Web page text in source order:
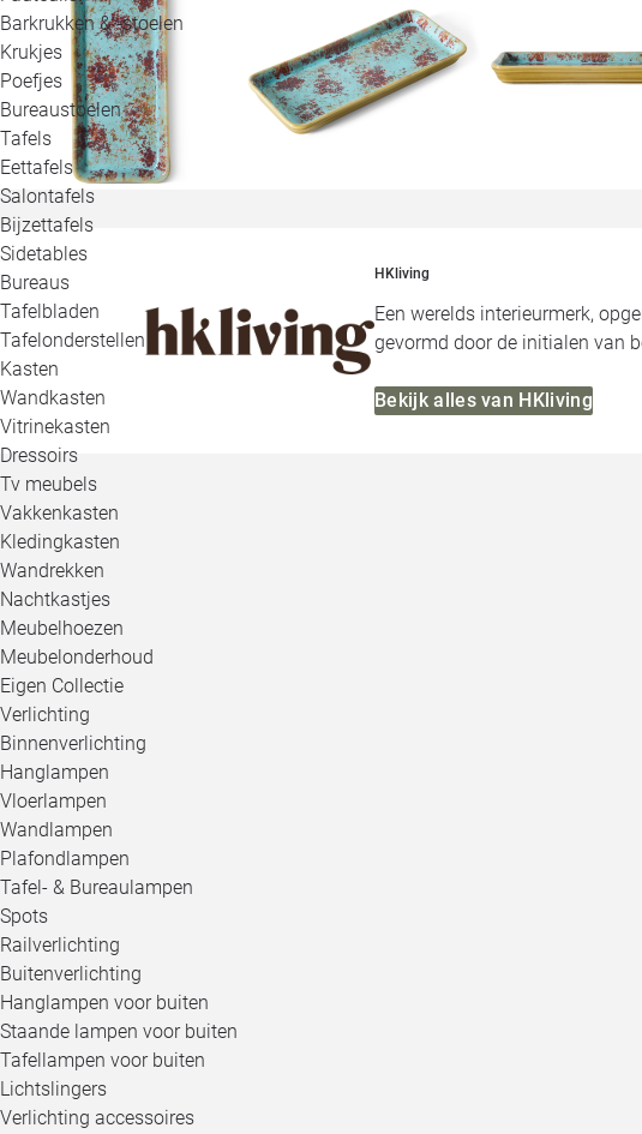
Barkrukken & -stoelen
Krukjes
Poefjes
Bureaustoelen
Tafels
Eettafels
Salontafels
Bijzettafels
Sidetables
Bureaus
Tafelbladen
Tafelonderstellen
Kasten
Wandkasten
Vitrinekasten
Dressoirs
Tv meubels
Vakkenkasten
Kledingkasten
Wandrekken
Nachtkastjes
Meubelhoezen
Meubelonderhoud
Eigen Collectie
Verlichting
Binnenverlichting
Hanglampen
Vloerlampen
Wandlampen
Plafondlampen
Tafel- & Bureaulampen
Spots
Railverlichting
Buitenverlichting
Hanglampen voor buiten
Staande lampen voor buiten
Tafellampen voor buiten
Lichtslingers
Verlichting accessoires
HKliving
Een werelds interieurmerk,
gevormd door de initialen van
Bekijk alles van HKliving